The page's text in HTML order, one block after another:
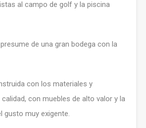
al campo de golf y la piscina
de una gran bodega con la
con los materiales y
con muebles de alto valor y la
gusto muy exigente.